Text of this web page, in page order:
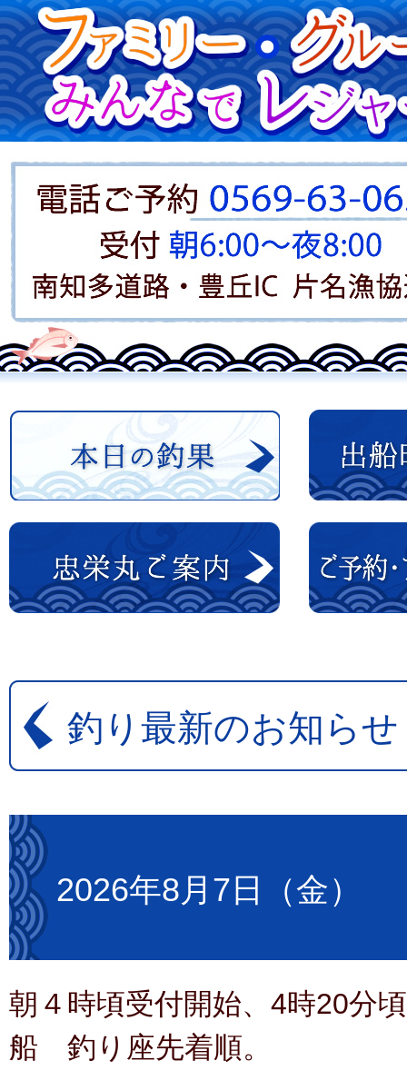
釣り最新のお知らせ
2026年8月7日（金）
朝４時頃受付開始、4時20分
船 釣り座先着順。